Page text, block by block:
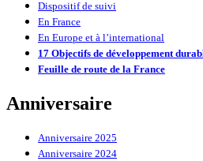
Dispositif de suivi
En France
En Europe et à l’international
17 Objectifs de développement
Feuille de route de la France
Anniversaire
Anniversaire 2025
Anniversaire 2024